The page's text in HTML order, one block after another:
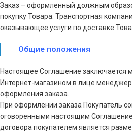
Заказ – оформленный должным
покупку Товара. Транспортная
оказывающее услуги по доставке
Общие положения
Настоящее Соглашение заключается
Интернет-магазином в лице
оформления заказа.
При оформлении заказа Покупатель
оговоренными настоящим
договора покупателем является